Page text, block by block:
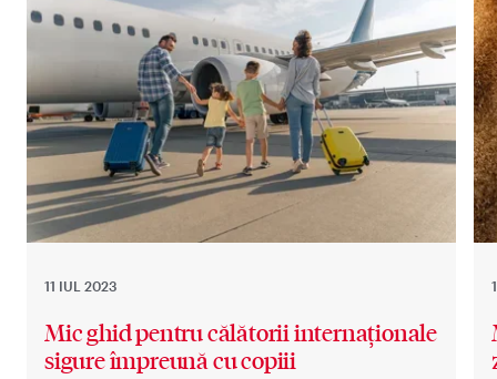
11 IUL 2023
Mic ghid pentru călătorii internaționale
sigure împreună cu copiii